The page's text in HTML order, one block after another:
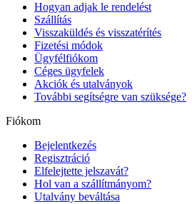
Hogyan adjak le rendelést
Szállítás
Visszaküldés és visszatérítés
Fizetési módok
Ügyfélfiókom
Céges ügyfelek
Akciók és utalványok
További segítségre van szüksége?
Fiókom
Bejelentkezés
Regisztráció
Elfelejtette jelszavát?
Hol van a szállítmányom?
Utalvány beváltása